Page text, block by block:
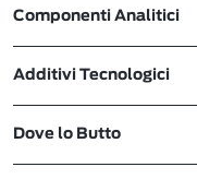
Componenti Analitici
Additivi Tecnologici
Dove lo Butto